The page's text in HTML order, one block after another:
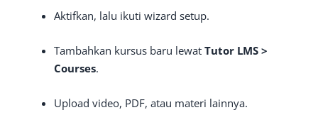
Aktifkan, lalu ikuti wizard setup.
Tambahkan kursus baru lewat Tutor LMS >
Courses.
Upload video, PDF, atau materi lainnya.